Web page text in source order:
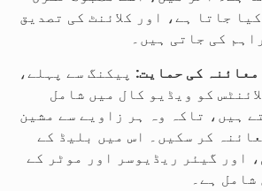
جاتا ہے، اور کلائنٹ کی تصدیق
کی جاتی ہیں۔
کی حمایت: پیکنگ سے پہلے،
کو ویڈیو کال میں شامل
ہیں، تاکہ وہ ہر زاویے سے مشین
کر سکیں۔ اس میں بلیڈ کے
اور گیئر ریڈیوسر اور موٹر کے
شامل ہے۔